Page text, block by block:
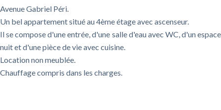
Avenue Gabriel Péri.
Un bel appartement situé au 4ème étage avec ascenseur.
Il se compose d'une entrée, d'une salle d'eau avec WC, d'un espace
nuit et d'une pièce de vie avec cuisine.
Location non meublée.
Chauffage compris dans les charges.